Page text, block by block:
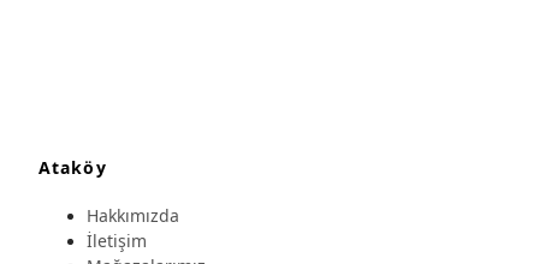
Ataköy
Hakkımızda
İletişim